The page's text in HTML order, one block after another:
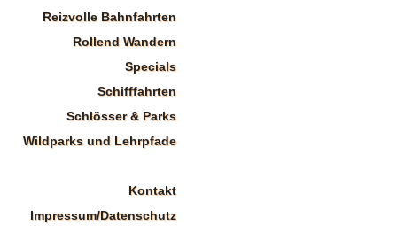
Reizvolle Bahnfahrten
Rollend Wandern
Specials
Schifffahrten
Schlösser & Parks
Wildparks und Lehrpfade
Kontakt
Impressum/Datenschutz